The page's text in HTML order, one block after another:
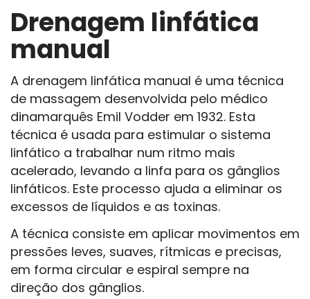
Drenagem linfática
manual
A drenagem linfática manual é uma técnica
de massagem desenvolvida pelo médico
dinamarquês Emil Vodder em 1932. Esta
técnica é usada para estimular o sistema
linfático a trabalhar num ritmo mais
acelerado, levando a linfa para os gânglios
linfáticos. Este processo ajuda a eliminar os
excessos de líquidos e as toxinas.
A técnica consiste em aplicar movimentos em
pressões leves, suaves, rítmicas e precisas,
em forma circular e espiral sempre na
direção dos gânglios.